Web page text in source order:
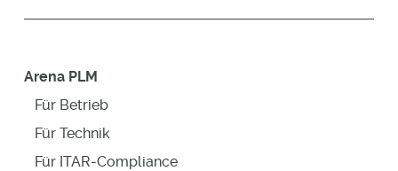
Arena PLM
Für Betrieb
Für Technik
Für ITAR-Compliance